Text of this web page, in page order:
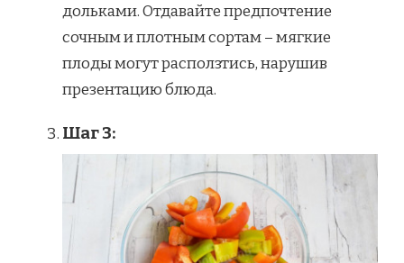
дольками. Отдавайте предпочтение
сочным и плотным сортам – мягкие
плоды могут расползтись, нарушив
презентацию блюда.
Шаг 3: